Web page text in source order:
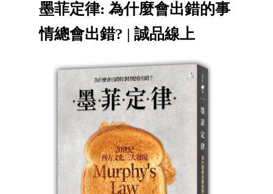
墨菲定律: 為什麼會出錯的事
情總會出錯? | 誠品線上